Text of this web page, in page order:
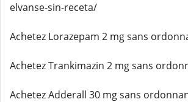
elvanse-sin-receta/
Achetez Lorazepam 2 mg sans
Achetez Trankimazin 2 mg sans
Achetez Adderall 30 mg sans